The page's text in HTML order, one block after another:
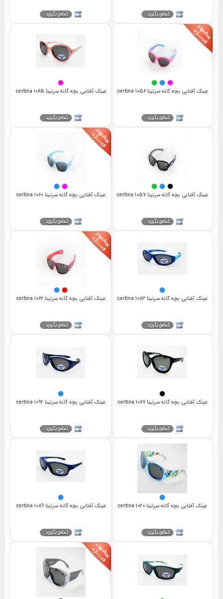
عینک آفتابی بچه گانه سرتینا 1056 certina عینک آفتابی بچه گانه سرتینا 1065 certina
عینک آفتابی بچه گانه سرتینا 1057 certina عینک آفتابی بچه گانه سرتینا 1060 certina
عینک آفتابی بچه گانه سرتینا 1083 certina عینک آفتابی بچه گانه سرتینا 1062 certina
عینک آفتابی بچه گانه سرتینا 1067 certina عینک آفتابی بچه گانه سرتینا 1092 certina
عینک آفتابی بچه گانه سرتینا 1020 certina عینک آفتابی بچه گانه سرتینا 1089 certina